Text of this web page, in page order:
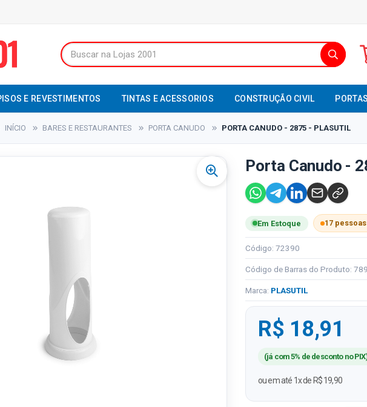
E REVESTIMENTOS TINTAS E ACESSORIOS CONSTRUÇÃO CIVIL
INÍCIO BARES E RESTAURANTES PORTA CANUDO PORTA CANUDO - 2875 - PLASUTIL
Porta Canudo -
Em Estoque 17
Código: 72390
Código de Barras do Produto:
Marca: PLASUTIL
R$ 18,91
(já com 5% de desconto no
ou em até 1x de R$ 19,90